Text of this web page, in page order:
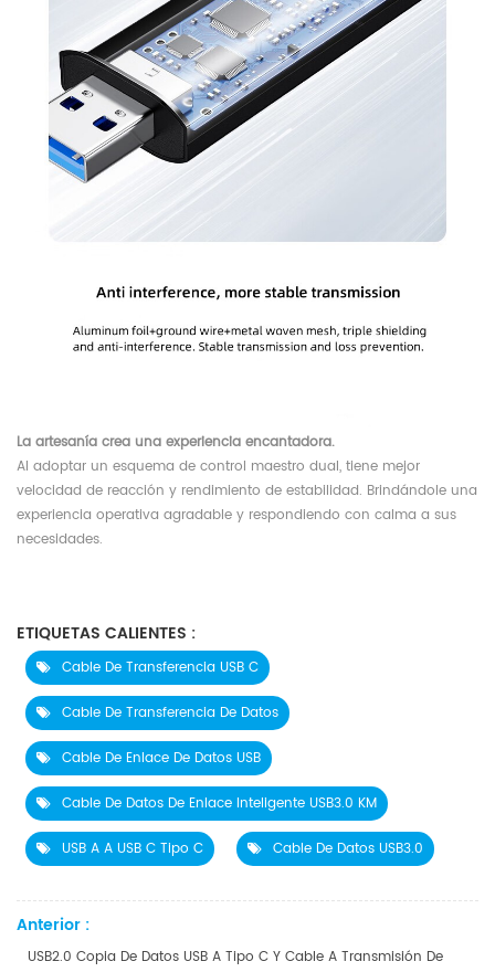
La artesanía crea una experiencia encantadora.
Al adoptar un esquema de control maestro dual, tiene mejor
velocidad de reacción y rendimiento de estabilidad. Brindándole una
experiencia operativa agradable y respondiendo con calma a sus
necesidades.
ETIQUETAS CALIENTES :
Cable De Transferencia USB C
Cable De Transferencia De Datos
Cable De Enlace De Datos USB
Cable De Datos De Enlace Inteligente USB3.0 KM
USB A A USB C Tipo C Cable De Datos USB3.0
Anterior :
USB2.0 Copia De Datos USB A Tipo C Y Cable A Transmisión De